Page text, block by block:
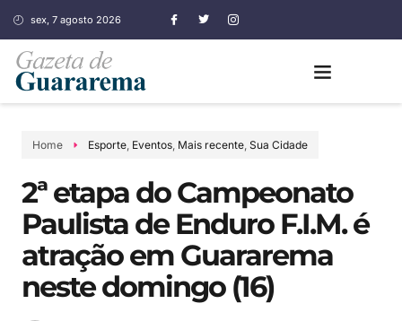
sex, 7 agosto 2026
Home Esporte, Eventos, Mais recente, Sua Cidade
2ª etapa do Campeonato
Paulista de Enduro F.I.M. é
atração em Guararema
neste domingo (16)